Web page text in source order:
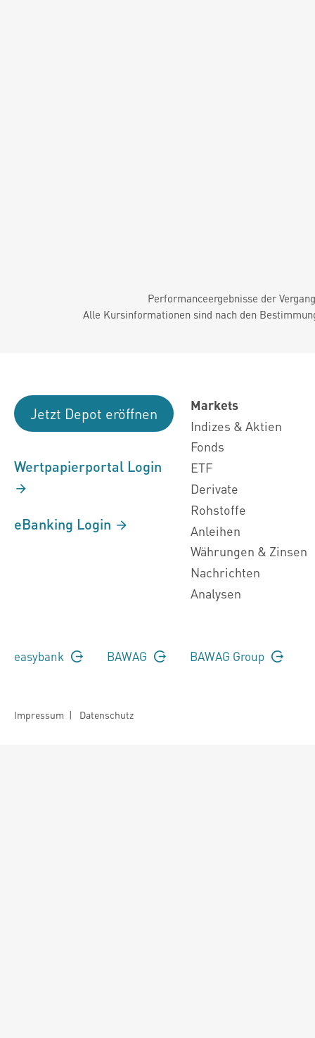
Performanceergebnisse der
Alle Kursinformationen sind nach den
Jetzt Depot eröffnen
Wertpapierportal Login
eBanking Login
Markets
Indizes & Aktien
Fonds
ETF
Derivate
Rohstoffe
Anleihen
Währungen & Zinsen
Nachrichten
Analysen
easybank BAWAG BAWAG Group
Impressum | Datenschutz